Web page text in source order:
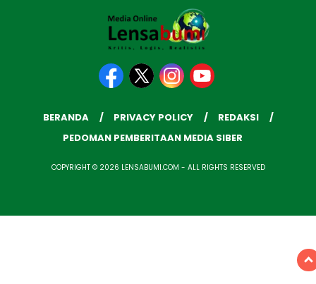
BERANDA PRIVACY POLICY
REDAKSI
PEDOMAN PEMBERITAAN MEDIA SIBER
COPYRIGHT © 2026 LENSABUMI.COM - ALL RIGHTS RESERVED